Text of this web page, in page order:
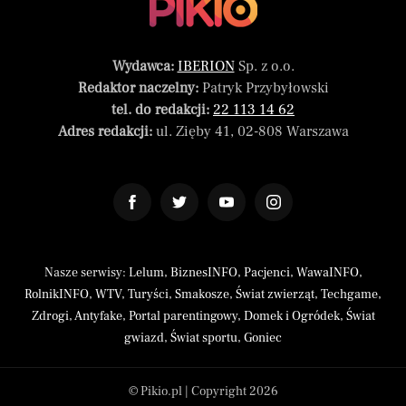
Wydawca: IBERIONSp. z o.o.
Redaktor naczelny:Patryk Przybyłowski
tel. do redakcji: 22 113 14 62
Adres redakcji:ul. Zięby 41, 02-808 Warszawa
Nasze serwisy: Lelum, BiznesINFO, Pacjenci, WawaINFO,
RolnikINFO, WTV, Turyści, Smakosze, Świat zwierząt, Techgame,
Zdrogi,Antyfake, Portal parentingowy, Domek i Ogródek, Świat
gwiazd, Świat sportu, Goniec
© Pikio.pl | Copyright 2026